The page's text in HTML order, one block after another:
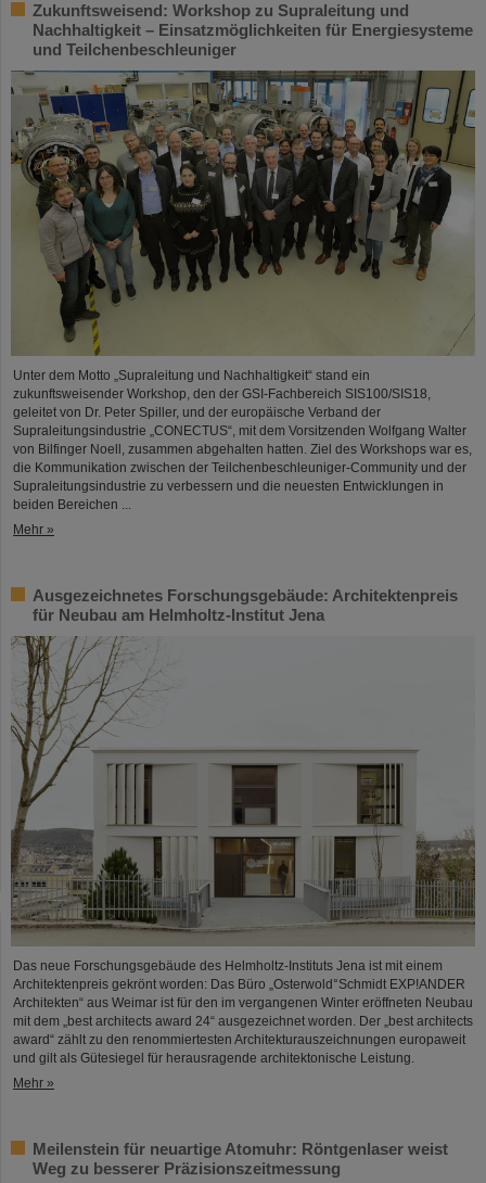
Zukunftsweisend: Workshop zu Supraleitung und
Nachhaltigkeit – Einsatzmöglichkeiten für Energiesysteme
und Teilchenbeschleuniger
Unter dem Motto „Supraleitung und Nachhaltigkeit“ stand ein
zukunftsweisender Workshop, den der GSI-Fachbereich SIS100/SIS18,
geleitet von Dr. Peter Spiller, und der europäische Verband der
Supraleitungsindustrie „CONECTUS“, mit dem Vorsitzenden Wolfgang Walter
von Bilfinger Noell, zusammen abgehalten hatten. Ziel des Workshops war es,
die Kommunikation zwischen der Teilchenbeschleuniger-Community und der
Supraleitungsindustrie zu verbessern und die neuesten Entwicklungen in
beiden Bereichen ...
Mehr »
Ausgezeichnetes Forschungsgebäude: Architektenpreis
für Neubau am Helmholtz-Institut Jena
Das neue Forschungsgebäude des Helmholtz-Instituts Jena ist mit einem
Architektenpreis gekrönt worden: Das Büro „Osterwold°Schmidt EXP!ANDER
Architekten“ aus Weimar ist für den im vergangenen Winter eröffneten Neubau
mit dem „best architects award 24“ ausgezeichnet worden. Der „best architects
award“ zählt zu den renommiertesten Architekturauszeichnungen europaweit
und gilt als Gütesiegel für herausragende architektonische Leistung.
Mehr »
Meilenstein für neuartige Atomuhr: Röntgenlaser weist
Weg zu besserer Präzisionszeitmessung